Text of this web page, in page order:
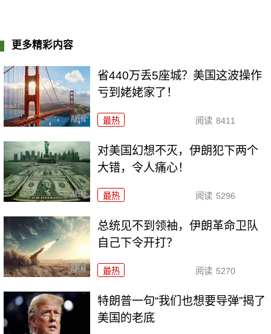
更多精彩内容
省440万丢5座城？美国这波操作
亏到姥姥家了！
最热 阅读 8411
对美国幻想不灭，伊朗犯下两个
大错，令人痛心！
最热 阅读 5296
总统见不到领袖，伊朗革命卫队
自己下令开打？
最热 阅读 5270
特朗普一句“我们也想要导弹”揭了
美国的老底